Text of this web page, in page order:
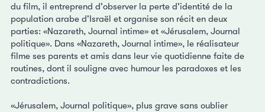
du film, il entreprend d'observer la perte d'identité de la
population arabe d'Israël et organise son récit en deux
parties: «Nazareth, Journal intime» et «Jérusalem, Journal
politique». Dans «Nazareth, Journal intime», le réalisateur
filme ses parents et amis dans leur vie quotidienne faite de
routines, dont il souligne avec humour les paradoxes et les
contradictions.
«Jérusalem, Journal politique», plus grave sans oublier